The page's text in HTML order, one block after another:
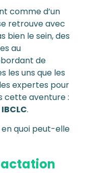
comme d’un
retrouve avec
bien le sein, des
au
de
les uns que les
expertes pour
cette aventure :
.
quoi peut-elle